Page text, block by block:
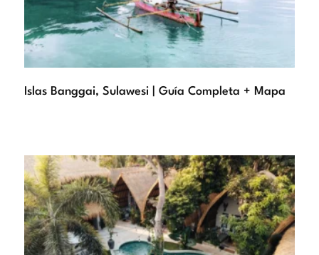
Islas Banggai, Sulawesi | Guía Completa + Mapa